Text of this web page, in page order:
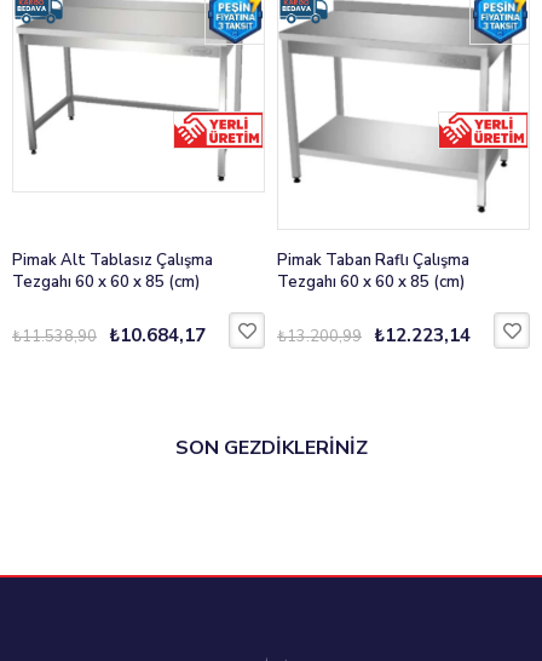
Kullanım Alanı
mutfakları ve catering hizmetlerinde
kullanıma uygundur
Temizlik
Kolay temizlenebilir hijyenik yüzey
Menşei
Türkiye
Dayanıklı gövdesi ve çok yönlü kullanımıyla
Paslanmaz Ürünler
Diğer Ölçüler (cm)
90 x 60 x 85
120 x 60 x 85
190 x 60 x 85
Pimak Alt Tablasız Çalışma
Tezgahı 60 x 60 x 85 (cm)
₺10.684,17
₺11.538,90
Pimak Taban Raflı Çalışma
Tezgahı 60 x 60 x 85 (cm)
₺12.223,14
₺13.200,99
SON GEZDİKLERİNİZ